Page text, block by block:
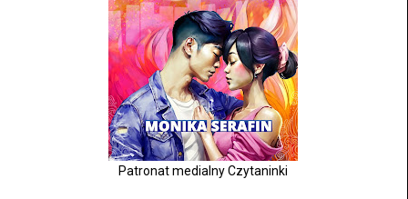
Patronat medialny Czytaninki